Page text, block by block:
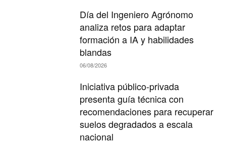
Día del Ingeniero Agrónomo
analiza retos para adaptar
formación a IA y habilidades
blandas
06/08/2026
Iniciativa público-privada
presenta guía técnica con
recomendaciones para recuperar
suelos degradados a escala
nacional